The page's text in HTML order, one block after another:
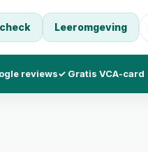
Leeromgeving
reviews✓ Gratis VCA-card